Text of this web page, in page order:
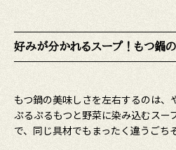
好みが分かれるスープ！もつ鍋
もつ鍋の美味しさを左右するのは、
ぷるぷるもつと野菜に染み込むス
で、同じ具材でもまったく違うごち